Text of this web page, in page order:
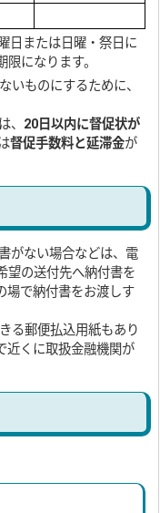
日または日曜・祭日に
になります。
ものにするために、
、 20日以内に督促状が
督促手数料と延滞金が
がない場合などは、電
望の送付先へ納付書を
場で納付書をお渡しす
る郵便払込用紙もあり
近くに取扱金融機関が